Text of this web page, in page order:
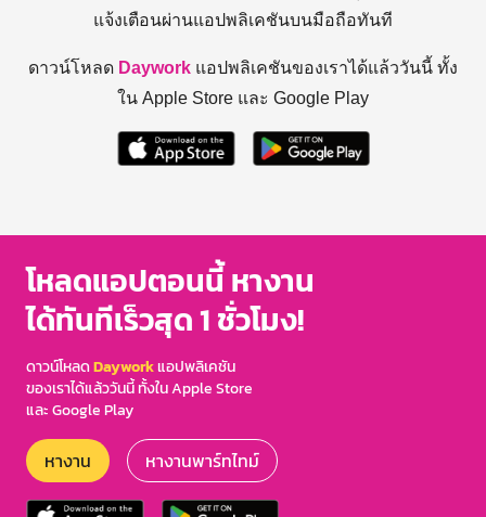
แจ้งเตือนผ่านแอปพลิเคชันบนมือถือทันที
ดาวน์โหลด Daywork แอปพลิเคชันของเราได้แล้ววันนี้ ทั้ง
ใน Apple Store และ Google Play
โหลดแอปตอนนี้ หางาน
ได้ทันทีเร็วสุด 1 ชั่วโมง!
ดาวน์โหลดDayworkแอปพลิเคชัน
ของเราได้แล้ววันนี้ ทั้งใน Apple Store
และ Google Play
หางาน หางานพาร์ทไทม์